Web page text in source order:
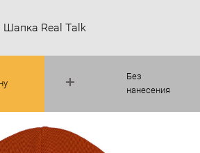
Без
нанесения
Шапка Real Talk